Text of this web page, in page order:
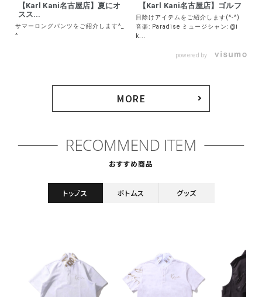
円 ～
カテゴリ
【Karl Kani名古屋店】夏にオ
スス...
サマーロングパンツをご紹介します^_
^
【Karl Kani名古屋店】ゴルフ
日除けアイテムをご紹介します(^-^)
音楽: Paradise ミュージシャン: @i
k...
powered by
MORE
おすすめ商品
トップス ボトムス グッズ